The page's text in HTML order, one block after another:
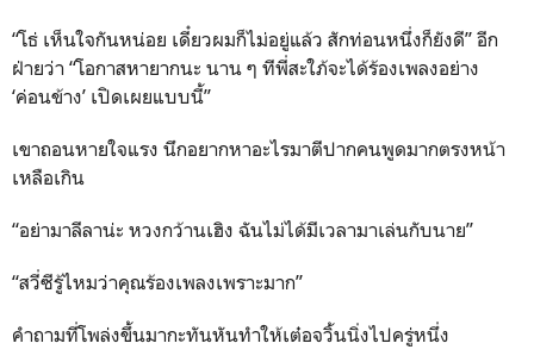
“โธ่ เห็นใจกันหน่อย เดี๋ยวผมก็ไม่อยู่แล้ว สักท่อนหนึ่งก็ยังดี” อีก
ฝ่ายว่า “โอกาสหายากนะ นาน ๆ ทีพี่สะใภ้จะได้ร้องเพลงอย่าง
‘ค่อนข้าง’ เปิดเผยแบบนี้”
เขาถอนหายใจแรง นึกอยากหาอะไรมาตีปากคนพูดมากตรงหน้า
เหลือเกิน
“อย่ามาลีลาน่ะ หวงกว้านเฮิง ฉันไม่ได้มีเวลามาเล่นกับนาย”
“สวี่ซีรู้ไหมว่าคุณร้องเพลงเพราะมาก”
คำถามที่โพล่งขึ้นมากะทันหันทำให้เต๋อจวิ้นนิ่งไปครู่หนึ่ง